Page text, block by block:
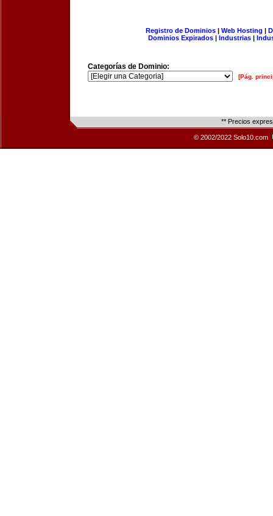
Registro de Dominios| Web Hosting |
Dominios Expirados | Industrias |
Categorías de Dominio:
[Pág.
** Precios
© 2002/2022 Solo10.com